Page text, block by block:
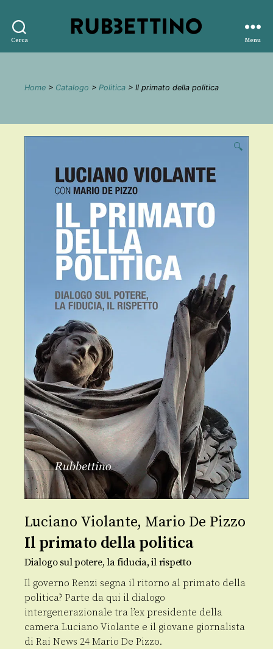
Cerca
editore
Menu
Home > Catalogo > Politica > Il primato della politica
🔍
Luciano Violante, Mario De Pizzo
Il primato della politica
Dialogo sul potere, la fiducia, il rispetto
Il governo Renzi segna il ritorno al primato della
politica? Parte da qui il dialogo
intergenerazionale tra l’ex presidente della
camera Luciano Violante e il giovane giornalista
di Rai News 24 Mario De Pizzo.